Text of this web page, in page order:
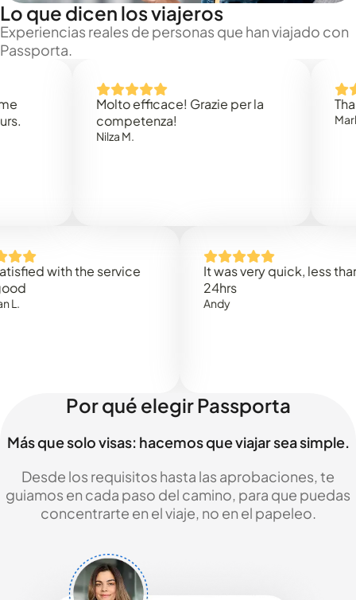
Lo que dicen los viajeros
Experiencias reales de personas que han viajado con
Passporta.
Molto efficace! Grazie per la
competenza!
Thank
Mark N.
with the service
It was very quick, less than
Por qué elegir Passporta
Más que solo visas: hacemos que viajar sea simple.
Desde los requisitos hasta las aprobaciones, te
guiamos en cada paso del camino, para que puedas
concentrarte en el viaje, no en el papeleo.